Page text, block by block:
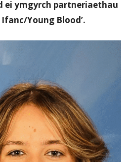
ei ymgyrch partneriaethau
Young Blood’.